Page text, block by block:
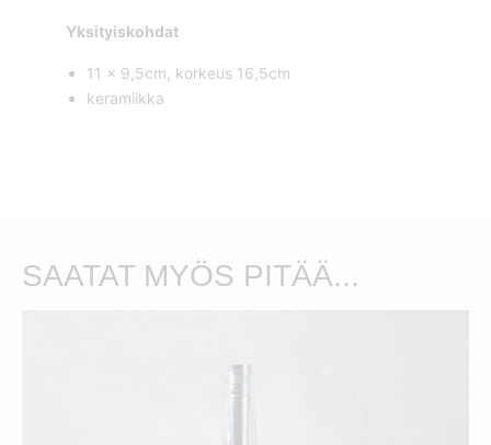
Yksityiskohdat
11 x 9,5cm, korkeus 16,5cm
keramiikka
SAATAT MYÖS PITÄÄ...